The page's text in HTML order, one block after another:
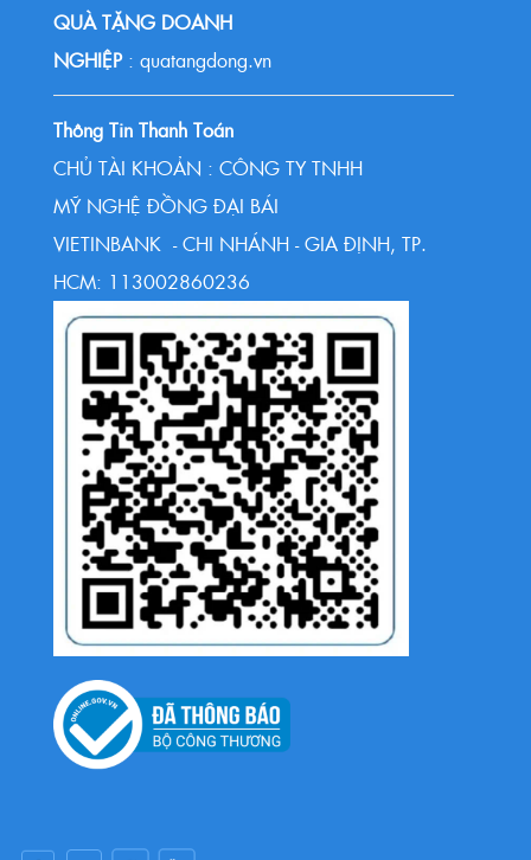
QUÀ TẶNG DOANH
NGHIỆP : quatangdong.vn
Thông Tin Thanh Toán
CHỦ TÀI KHOẢN : CÔNG TY TNHH
MỸ NGHỆ ĐỒNG ĐẠI BÁI
VIETINBANK - CHI NHÁNH - GIA ĐỊNH, TP.
HCM: 113002860236